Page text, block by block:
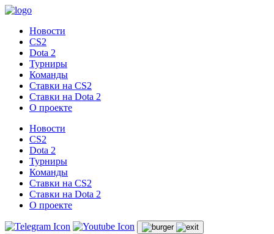
Новости
CS2
Dota 2
Турниры
Команды
Ставки на CS2
Ставки на Dota 2
О проекте
Новости
CS2
Dota 2
Турниры
Команды
Ставки на CS2
Ставки на Dota 2
О проекте